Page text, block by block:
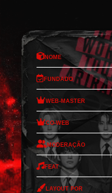
Nome
Fundado
Web-Master
Co-Web
Moderação
Feat
Layout por